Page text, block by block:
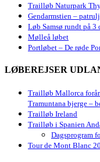
Trailløb Naturpark
Gendarmstien –
Løb Samsø rundt på 3
Mølleå løbet
Portløbet – De røde
LØBEREJSER
Trailløb Mallorca
Tramuntana bjerge –
Trailløb Ireland
Trailløb i Spanien
Dagsprogram
Tour de Mont Blanc